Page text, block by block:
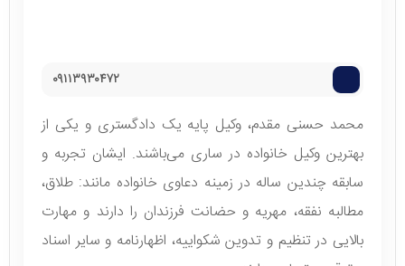
٠۹۱۱۳۹۳٠۴۷۲
محمد حسنی مقدم، وکیل پایه یک دادگستری و یکی از
بهترین وکیل خانواده در ساری می‌باشند. ایشان تجربه و
سابقه چندین ساله در زمینه دعاوی خانواده مانند: طلاق،
مطالبه نفقه، مهریه و حضانت فرزندان را دارند و مهارت
بالایی در تنظیم و تدوین شکواییه، اظهارنامه و سایر اسناد